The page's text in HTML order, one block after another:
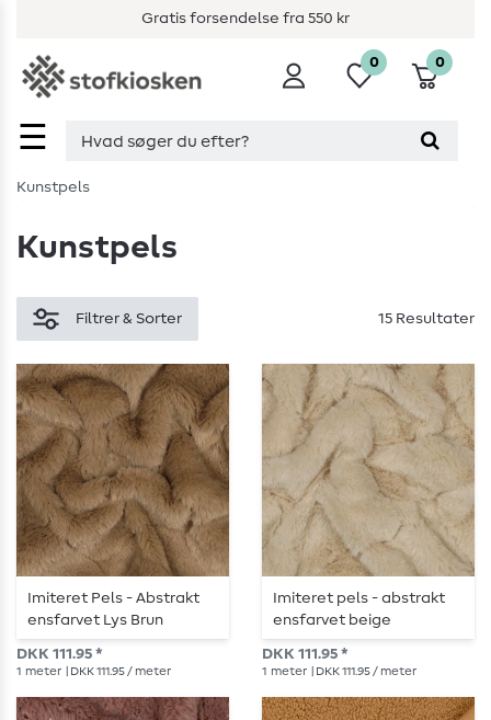
Gratis forsendelse fra 550 kr
☰
0 0
Kunstpels
Kunstpels
Filtrer & Sorter 15 Resultater
Imiteret Pels - Abstrakt
ensfarvet Lys Brun
DKK 111.95 *
1 meter | DKK 111.95 / meter
Imiteret pels - abstrakt
ensfarvet beige
DKK 111.95 *
1 meter | DKK 111.95 / meter